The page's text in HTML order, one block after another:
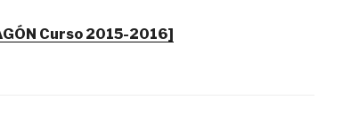
Curso 2015-2016]